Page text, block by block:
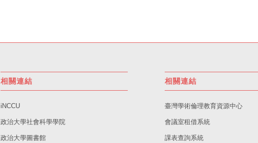
相關連結
iNCCU
政治大學社會科學學院
政治大學圖書館
相關連結
臺灣學術倫理教育資源中心
會議室租借系統
課表查詢系統